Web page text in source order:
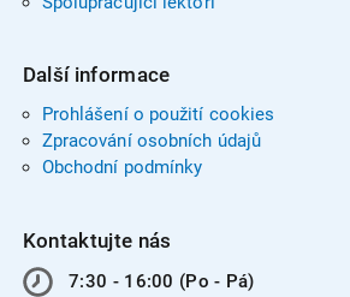
Další informace
Prohlášení o použití cookies
Zpracování osobních údajů
Obchodní podmínky
Kontaktujte nás
7:30 - 16:00 (Po - Pá)